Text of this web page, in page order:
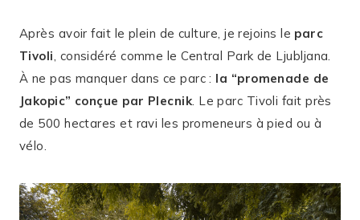
Après avoir fait le plein de culture, je rejoins le parc
Tivoli, considéré comme le Central Park de Ljubljana.
À ne pas manquer dans ce parc : la “promenade de
Jakopic” conçue par Plecnik. Le parc Tivoli fait près
de 500 hectares et ravi les promeneurs à pied ou à
vélo.